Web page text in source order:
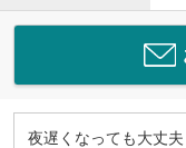
夜遅くなっても大丈